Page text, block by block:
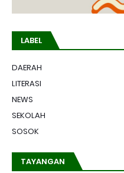
LABEL
DAERAH
LITERASI
NEWS
SEKOLAH
SOSOK
TAYANGAN